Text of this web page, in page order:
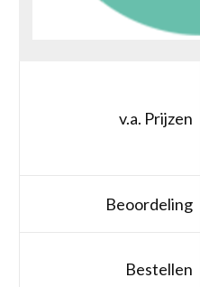
v.a. Prijzen
Beoordeling
Bestellen